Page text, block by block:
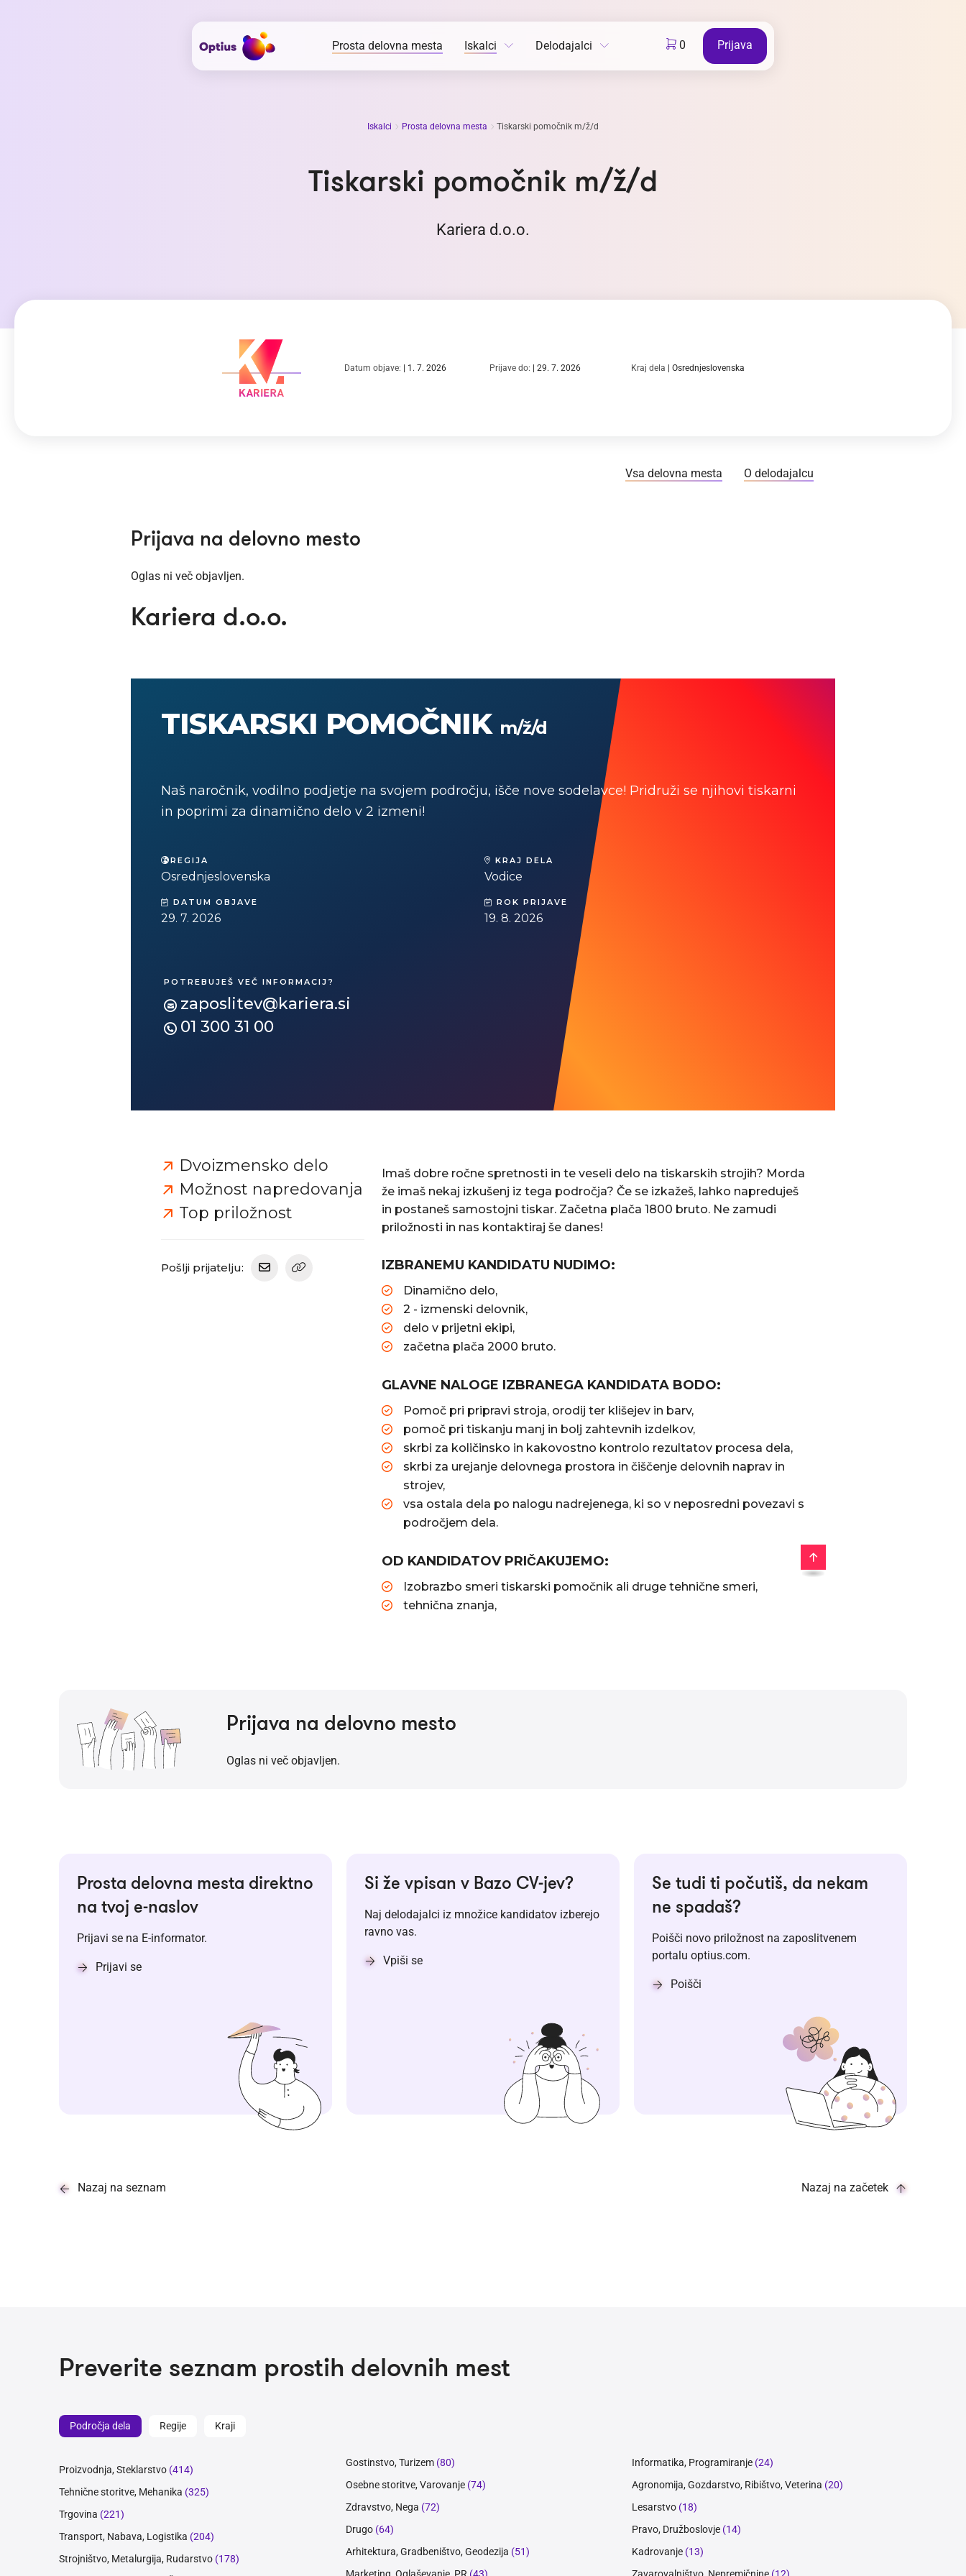
Prosta delovna mesta Iskalci Delodajalci 0 Prijava
Iskalci Prosta delovna mesta Tiskarski pomočnik m/ž/d
Tiskarski pomočnik m/ž/d
Kariera d.o.o.
Datum objave: 1. 7. 2026 Prijave do: 29. 7. 2026 Kraj dela Osrednjeslovenska
Vsa delovna mesta O delodajalcu
Prijava na delovno mesto
Oglas ni več objavljen.
Kariera d.o.o.
Prijava na delovno mesto
Oglas ni več objavljen.
Prosta delovna mesta direktno
na tvoj e-naslov
Prijavi se na E-informator.
Prijavi se
Si že vpisan v Bazo CV-jev?
Naj delodajalci iz množice kandidatov izberejo
ravno vas.
Vpiši se
Se tudi ti počutiš, da nekam
ne spadaš?
Poišči novo priložnost na zaposlitvenem
portalu optius.com.
Poišči
Nazaj na seznam Nazaj na začetek
Preverite seznam prostih delovnih mest
Področja dela Regije Kraji
Proizvodnja, Steklarstvo (414)
Tehnične storitve, Mehanika (325)
Trgovina (221)
Transport, Nabava, Logistika (204)
Strojništvo, Metalurgija, Rudarstvo (178)
Gostinstvo, Turizem (80)
Osebne storitve, Varovanje (74)
Zdravstvo, Nega (72)
Drugo (64)
Arhitektura, Gradbeništvo, Geodezija (51)
Informatika, Programiranje (24)
Agronomija, Gozdarstvo, Ribištvo, Veterina (20)
Lesarstvo (18)
Pravo, Družboslovje (14)
Kadrovanje (13)